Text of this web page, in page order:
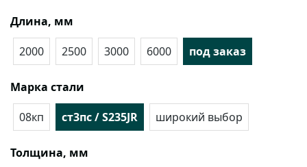
Длина, мм
2000
2500 3000 6000 под заказ
Марка стали
08кп
ст3пс / S235JR широкий выбор
Толщина, мм